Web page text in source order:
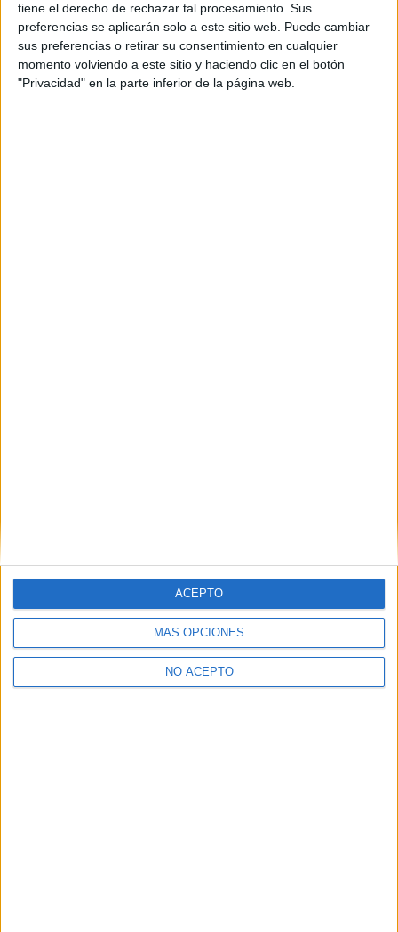
tiene el derecho de rechazar tal procesamiento. Sus
preferencias se aplicarán solo a este sitio web. Puede cambiar
sus preferencias o retirar su consentimiento en cualquier
momento volviendo a este sitio y haciendo clic en el botón
"Privacidad" en la parte inferior de la página web.
MÁS OPCIONES
NO ACEPTO
ACEPTO
Términos y Condiciones de Uso
Aceptolos Términos y Condicionesde uso*
Y como regalo de agradecimiento, por registrarte te daremos
gratis una copia de nuestro ebook con 100 consejos para tu
primer año de universidad